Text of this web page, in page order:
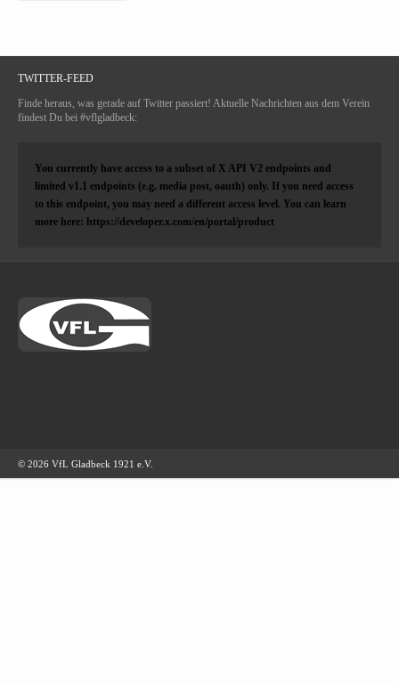
TWITTER-FEED
Finde heraus, was gerade auf Twitter passiert! Aktuelle Nachrichten aus dem Verein
findest Du bei #vflgladbeck:
You currently have access to a subset of X API V2 endpoints and
limited v1.1 endpoints (e.g. media post, oauth) only. If you need access
to this endpoint, you may need a different access level. You can learn
more here: https://developer.x.com/en/portal/product
© 2026 VfL Gladbeck 1921 e.V.